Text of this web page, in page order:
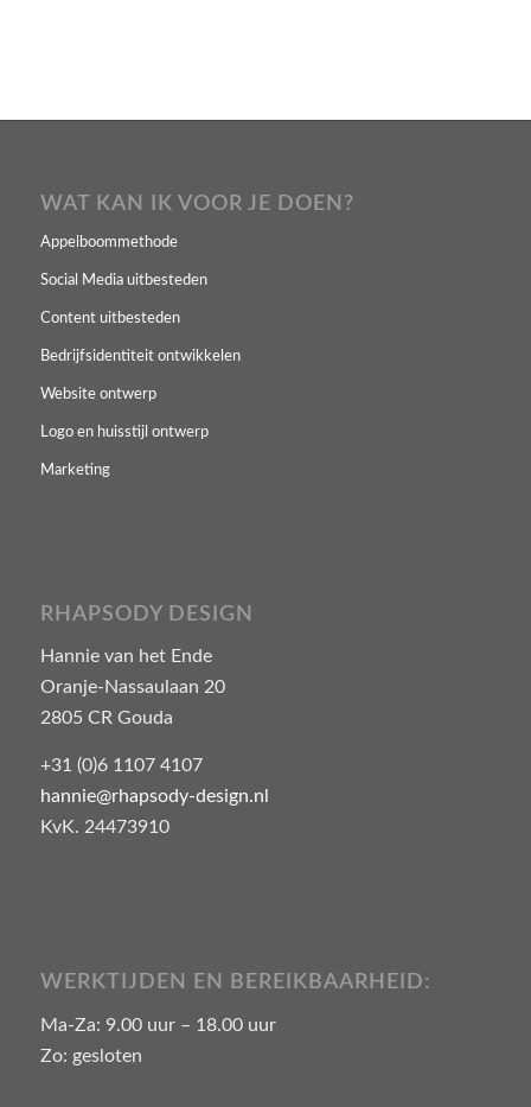
WAT KAN IK VOOR JE DOEN?
Appelboommethode
Social Media uitbesteden
Content uitbesteden
Bedrijfsidentiteit ontwikkelen
Website ontwerp
Logo en huisstijl ontwerp
Marketing
RHAPSODY DESIGN
Hannie van het Ende
Oranje-Nassaulaan 20
2805 CR Gouda
+31 (0)6 1107 4107
hannie@rhapsody-design.nl
KvK. 24473910
WERKTIJDEN EN BEREIKBAARHEID:
Ma-Za: 9.00 uur – 18.00 uur
Zo: gesloten